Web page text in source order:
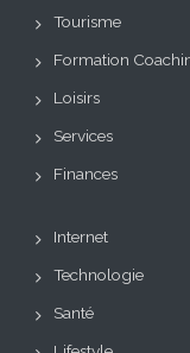
Tourisme
Formation
Loisirs
Services
Finances
Internet
Technologie
Santé